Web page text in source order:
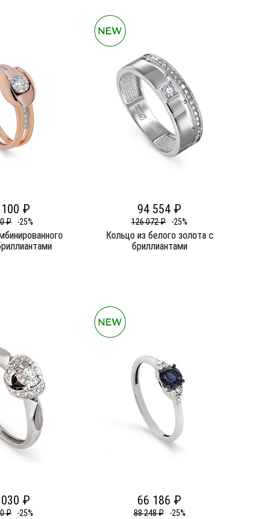
₽
₽ -25%
94 554 ₽
126 072 ₽ -25%
Кольцо из белого золота c
бриллиантами
₽
₽ -25%
66 186 ₽
88 248 ₽ -25%